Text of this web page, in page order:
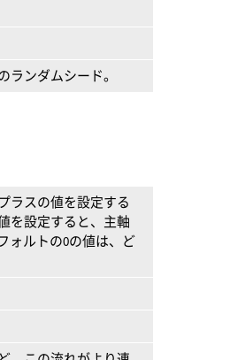
ンダムシード。
ラスの値を設定する
を設定すると、主軸
ォルトの0の値は、ど